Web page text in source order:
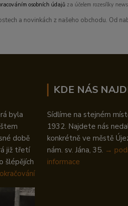
osobních údajůza účelem rozesílky
a novinkách z našeho obchodu. Od
byla
době
již třetí
šlépějích
KDE NÁS
Sídlíme na stejném
1932. Najdete nás
konkrétně ve městě
nám. sv. Jána, 35. →
informace